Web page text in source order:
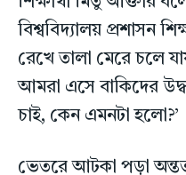
বিশ্ববিদ্যালয় প্রশাসন
রেখে তালা মেরে চলে
আমরা এসে বাকিদের
চাই, কেন এমনটা হলো?’
ভেতরে আটকা পড়া অন্তত